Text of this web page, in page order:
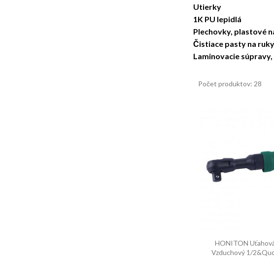
Utierky
1K PU lepidlá
Plechovky, plastové
Čistiace pasty na ruky
Laminovacie
Počet produktov: 28
Rýchly
HONITON
Vzduchový 1/